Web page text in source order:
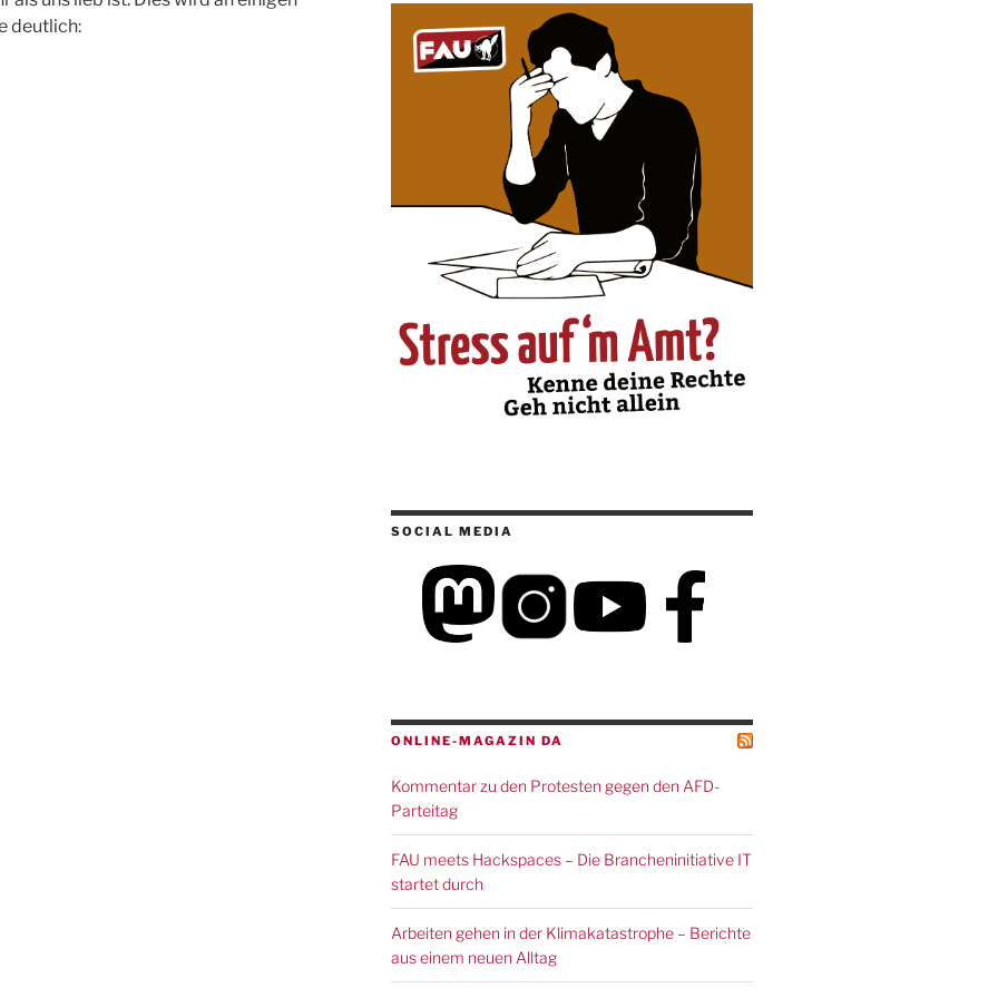
deutlich:
SOCIAL MEDIA
ONLINE-MAGAZIN DA
Kommentar zu den Protesten gegen den AFD-
Parteitag
FAU meets Hackspaces – Die Brancheninitiative IT
startet durch
Arbeiten gehen in der Klimakatastrophe – Berichte
aus einem neuen Alltag